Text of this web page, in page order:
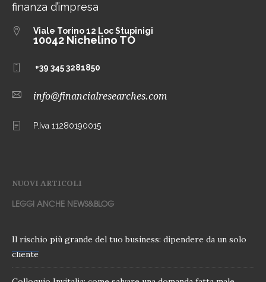
finanza d’impresa
Viale Torino 12 Loc Stupinigi
10042 Nichelino TO
+39 345 3281850
info@financialresearches.com
P.Iva 11280190015
NUOVI ARTICOLI
LEGGI ANCHE NEWS&BLOG
Il rischio più grande del tuo business: dipendere da un solo
cliente